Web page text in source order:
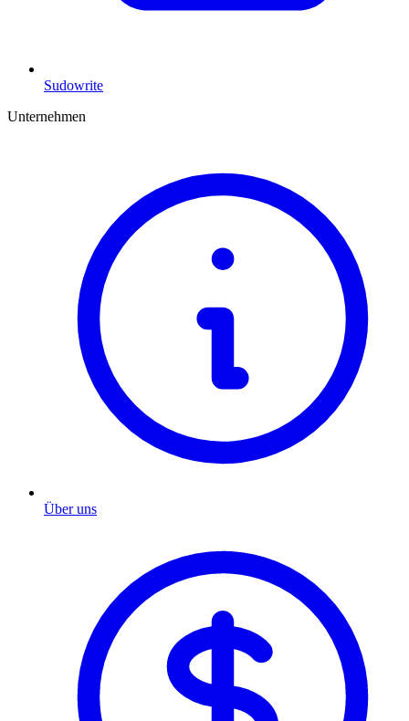
Sudowrite
Unternehmen
Über uns